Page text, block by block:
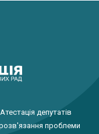
депутатів
проблеми